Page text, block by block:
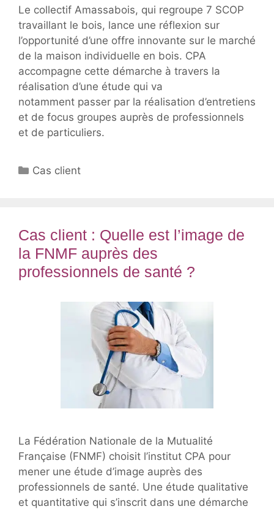
Le collectif Amassabois, qui regroupe 7 SCOP
travaillant le bois, lance une réflexion sur
l’opportunité d’une offre innovante sur le marché
de la maison individuelle en bois. CPA
accompagne cette démarche à travers la
réalisation d’une étude qui va
notamment passer par la réalisation d’entretiens
et de focus groupes auprès de professionnels
et de particuliers.
Catégories
Cas client
Cas client : Quelle est l’image de
la FNMF auprès des
professionnels de santé ?
La Fédération Nationale de la Mutualité
Française (FNMF) choisit l’institut CPA pour
mener une étude d’image auprès des
professionnels de santé. Une étude qualitative
et quantitative qui s’inscrit dans une démarche